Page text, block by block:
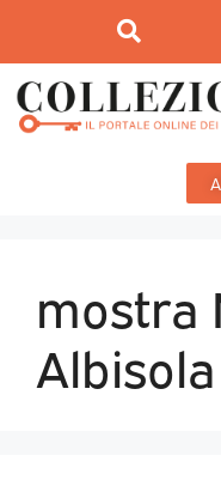
mostra
Albisola